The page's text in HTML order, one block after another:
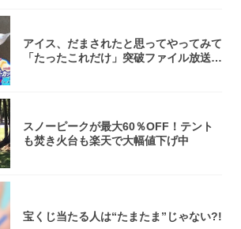
アイス、だまされたと思ってやってみて
「たったこれだけ」突破ファイル放送で
スノーピークが最大60％OFF！テント
も焚き火台も楽天で大幅値下げ中
宝くじ当たる人は“たまたま”じゃない?!